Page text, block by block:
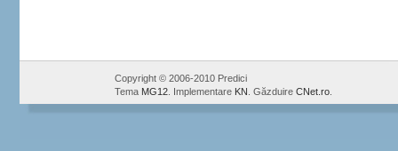
Copyright © 2006-2010 Predici
Tema MG12 . Implementare KN . Găzduire CNet.ro